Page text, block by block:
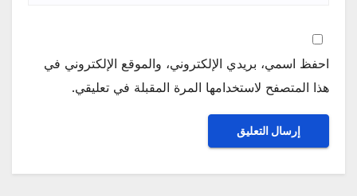
احفظ اسمي، بريدي الإلكتروني، والموقع الإلكتروني في
هذا المتصفح لاستخدامها المرة المقبلة في تعليقي.